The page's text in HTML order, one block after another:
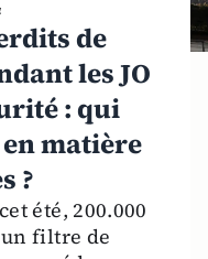
de
les JO
: qui
matière
?
été, 200.000
filtre de